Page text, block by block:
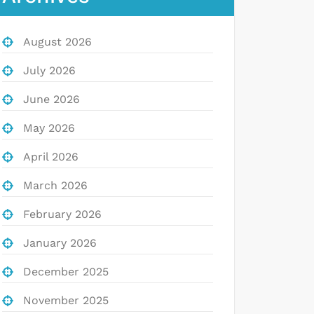
August 2026
July 2026
June 2026
May 2026
April 2026
March 2026
February 2026
January 2026
December 2025
November 2025